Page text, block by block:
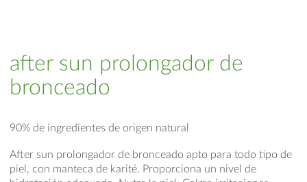
after sun prolongador de
bronceado
90% de ingredientes de origen natural
After sun prolongador de bronceado apto para todo tipo de
piel, con manteca de karité. Proporciona un nivel de